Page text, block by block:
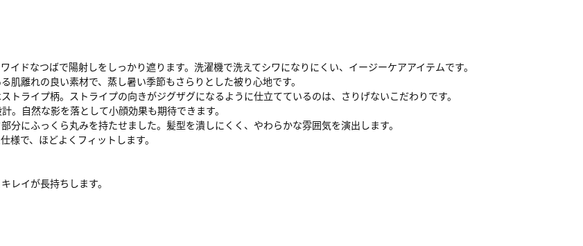
ドなつばで陽射しをしっかり遮ります。洗濯機で洗えてシワになりにくい、イージーケアアイテムです。
離れの良い素材で、蒸し暑い季節もさらりとした被り心地です。
ライプ柄。ストライプの向きがジグザグになるように仕立てているのは、さりげないこだわりです。
自然な影を落として小顔効果も期待できます。
にふっくら丸みを持たせました。髪型を潰しにくく、やわらかな雰囲気を演出します。
で、ほどよくフィットします。
レイが長持ちします。